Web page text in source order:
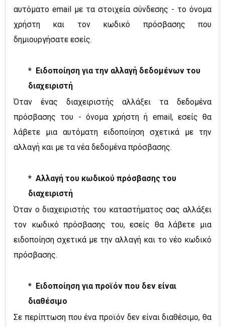
αυτόματο email με τα στοιχεία σύνδεσης - το όνομα
χρήστη και τον κωδικό πρόσβασης που
δημιουργήσατε εσείς.
* Ειδοποίηση για την αλλαγή δεδομένων του
διαχειριστή
Όταν ένας διαχειριστής αλλάξει τα δεδομένα
πρόσβασης του - όνομα χρήστη ή email, εσείς θα
λάβετε μια αυτόματη ειδοποίηση σχετικά με την
αλλαγή και με τα νέα δεδομένα πρόσβασης.
* Αλλαγή του κωδικού πρόσβασης του
διαχειριστή
Όταν ο διαχειριστής του καταστήματος σας αλλάξει
τον κωδικό πρόσβασης του, εσείς θα λάβετε μια
ειδοποίηση σχετικά με την αλλαγή και το νέο κωδικό
πρόσβασης.
* Ειδοποίηση για προϊόν που δεν είναι
διαθέσιμο
Σε περίπτωση που ένα προϊόν δεν είναι διαθέσιμο, θα